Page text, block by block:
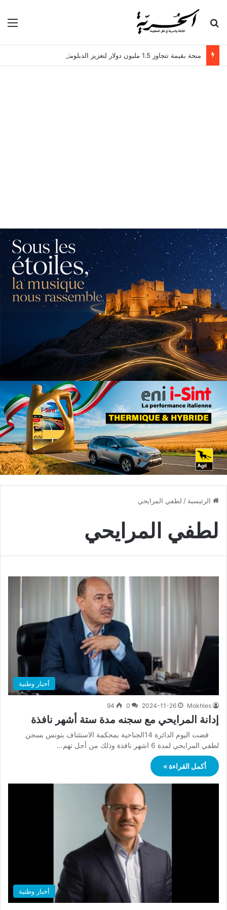
بحث عن
الرئيسية / لطفي المرايحي
لطفي المرايحي
أخبار وطنية
Mokhles
2024-11-26
0
94
إدانة المرايحي مع سجنه مدة ستة أشهر نافذة
قضت اليوم الدائرة 14الجناحية بمحكمة الاستئناف بتونس بسجن
لطفي المرايحي لمدة 6 اشهر نافذة وذلك من أجل تهم…
أكمل القراءة »
أخبار وطنية